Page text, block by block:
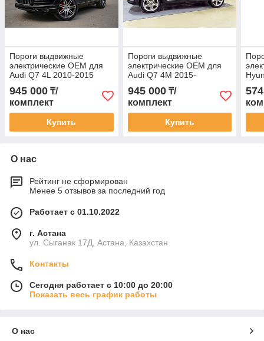
Пороги выдвижные
электрические ОЕМ для
Audi Q7 4L 2010-2015
945 000 ₸/
комплект
Купить
Пороги выдвижные
электрические ОЕМ для
Audi Q7 4M 2015-
945 000₸/
комплект
Купить
О нас
Рейтинг не сформирован
Менее 5 отзывов за последний год
Работает с 01.10.2022
г. Астана
ул. Сыганак 17Д, Астана, Казахстан
Контакты
Сегодня работает с 10:00 до 20:00
Показать весь график работы
О нас